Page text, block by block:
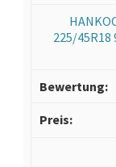
225/45R18